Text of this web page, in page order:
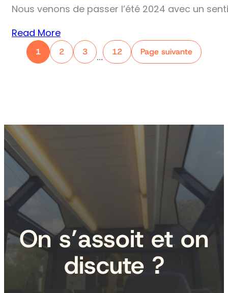
Nous venons de passer l’été 2024 avec un
Read More
1 2 3
…
12 Page suivante
On s’assoit et on
discute ?